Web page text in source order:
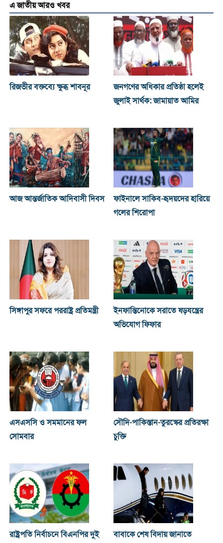
এ জাতীয় আরও খবর
রিজভীর বক্তব্যে ক্ষুব্ধ শাবনূর
জনগণের অধিকার প্রতিষ্ঠা হলেই
জুলাই সার্থক: জামায়াত আমির
আজ আন্তর্জাতিক আদিবাসী দিবস
ফাইনালে সাকিব-হৃদয়দের হারিয়ে
গলের শিরোপা
সিঙ্গাপুর সফরে পররাষ্ট্র প্রতিমন্ত্রী
ইনফান্তিনোকে সরাতে ষড়যন্ত্রের
অভিযোগ ফিফার
এসএসসি ও সমমানের ফল
সোমবার
সৌদি-পাকিস্তান-তুরস্কের প্রতিরক্ষা
চুক্তি
রাষ্ট্রপতি নির্বাচনে বিএনপির দুই
বাবাকে শেষ বিদায় জানাতে